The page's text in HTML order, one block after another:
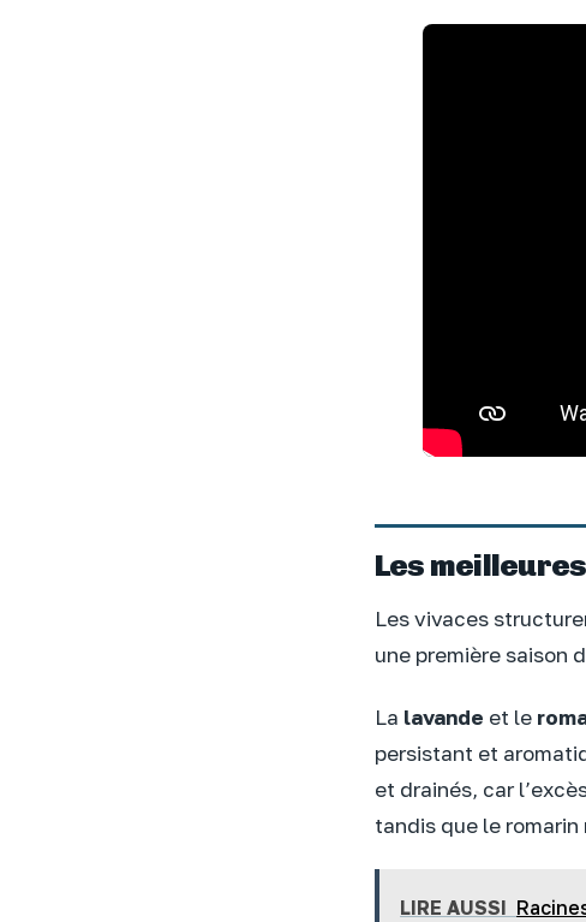
Les
Les vivaces
une première saison
La lavande et le
persistant et
et drainés, car
tandis que le romarin
LIRE AUSSI